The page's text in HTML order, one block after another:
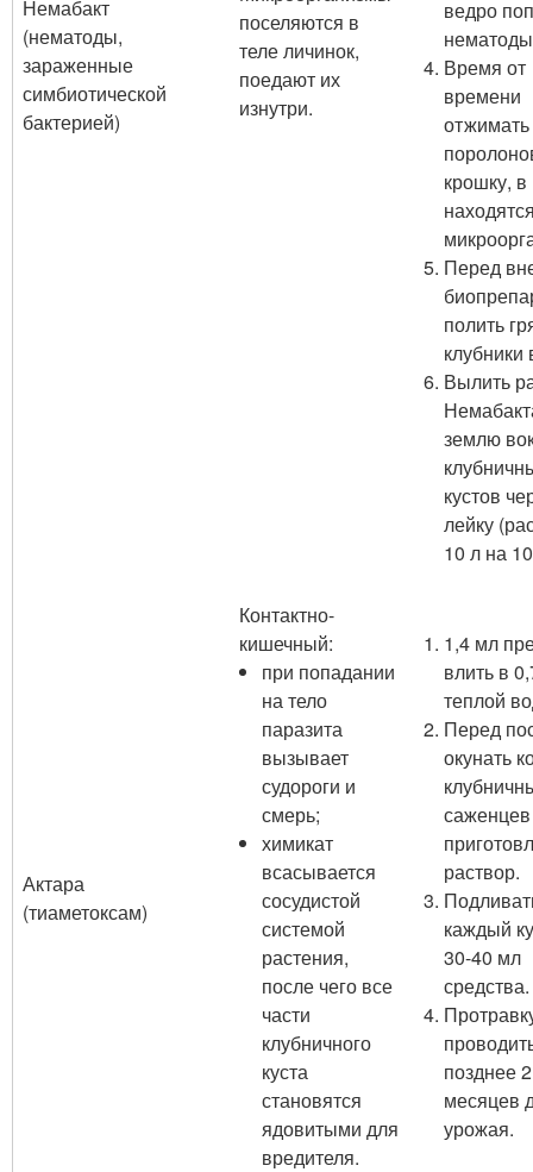
Немабакт
(нематоды,
зараженные
симбиотической
бактерией)
поселяются в
теле личинок,
поедают их
изнутри.
ведро
Время от
времени
отжимать
крошку, в
Перед
полить
клубники
Вылить
землю
кустов
лейку
10 л на
Актара
(тиаметоксам)
Контактно-
кишечный:
при попадании
на тело
паразита
вызывает
судороги и
смерь;
химикат
всасывается
сосудистой
системой
растения,
после чего все
части
клубничного
куста
становятся
ядовитыми для
вредителя.
1,4 мл
влить в
теплой
Перед
окунать
раствор.
каждый
30-40 мл
средства.
позднее 2
месяцев
урожая.